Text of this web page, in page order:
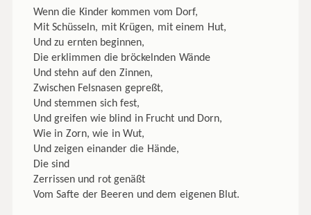
Wenn die Kinder kommen vom Dorf,
Mit Schüsseln, mit Krügen, mit einem Hut,
Und zu ernten beginnen,
Die erklimmen die bröckelnden Wände
Und stehn auf den Zinnen,
Zwischen Felsnasen gepreßt,
Und stemmen sich fest,
Und greifen wie blind in Frucht und Dorn,
Wie in Zorn, wie in Wut,
Und zeigen einander die Hände,
Die sind
Zerrissen und rot genäßt
Vom Safte der Beeren und dem eigenen Blut.